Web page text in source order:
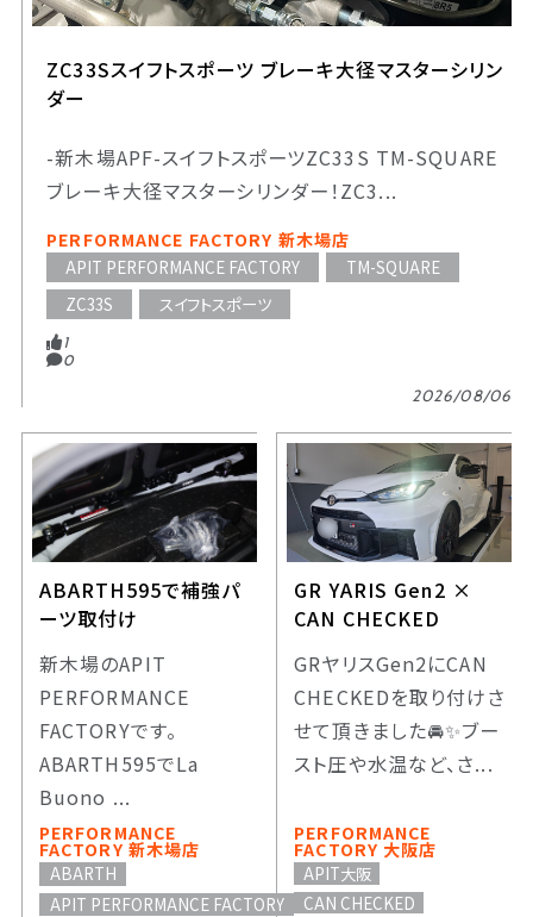
2026/08/06
ZC33Sスイフトスポーツ ブレーキ大径マスターシリン
ダー
-新木場APF-スイフトスポーツZC33S TM-SQUARE
ブレーキ大径マスターシリンダー！ZC3...
PERFORMANCE FACTORY 新木場店
APIT PERFORMANCE FACTORY
TM-SQUARE
ZC33S
スイフトスポーツ
1
0
ABARTH595で補強パ
ーツ取付け
新木場のAPIT
PERFORMANCE
FACTORYです。
ABARTH595でLa
Buono ...
PERFORMANCE
FACTORY 新木場店
ABARTH
APIT PERFORMANCE FACTORY
GR YARIS Gen2 ×
CAN CHECKED
GRヤリスGen2にCAN
CHECKEDを取り付けさ
せて頂きました🚘️✨️ブー
スト圧や水温など、さ...
PERFORMANCE
FACTORY 大阪店
APIT大阪
CAN CHECKED